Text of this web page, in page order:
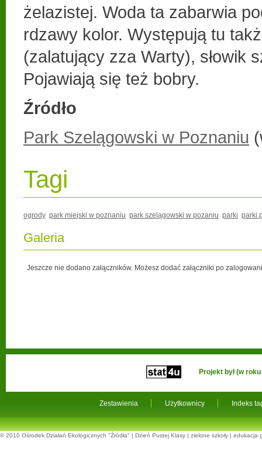
żelazistej. Woda ta zabarwia
rdzawy kolor. Występują tu
(zalatujący zza Warty), słowik
Pojawiają się też bobry.
Źródło
Park Szelągowski w Poznaniu
Tagi
ogrody park miejski w poznaniu park szelągowski w pozaniu parki parki
Galeria
Jeszcze nie dodano załączników. Możesz dodać załączniki po
Zestawienia Użytkownicy Indeks
Projekt był (w
© 2010 Ośrodek Działań Ekologicznych "Źródła" | Dzień Pustej Klasy | zielone szkoły | edukacja